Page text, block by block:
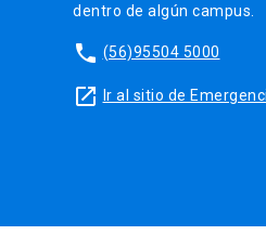
dentro de algún campus.
phone (56)95504 5000
launch Ir al sitio de